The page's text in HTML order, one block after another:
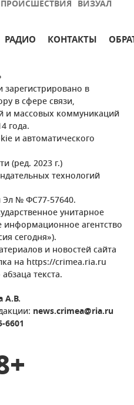
ПРОИСШЕСТВИЯ ВИЗУАЛ
РАДИО КОНТАКТЫ
в
в сфере связи,
и массовых коммуникаций
года.
и автоматического
(ред. 2023 г.)
технологий
Эл № ФС77-57640.
унитарное
агентство
сегодня»).
и новостей сайта
на https://crimea.ria.ru
текста.
А.В.
news.crimea@ria.ru
6601